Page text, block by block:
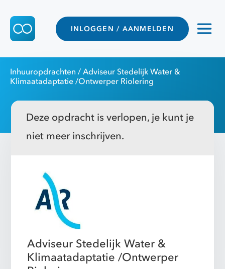
INLOGGEN / AANMELDEN
Inhuuropdrachten / Adviseur Stedelijk Water &
Klimaatadaptatie /Ontwerper Riolering
Deze opdracht is verlopen, je kunt je
niet meer inschrijven.
Adviseur Stedelijk Water &
Klimaatadaptatie /Ontwerper